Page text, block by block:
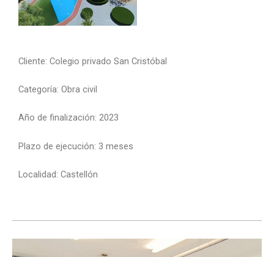
Cliente: Colegio privado San Cristóbal
Categoría: Obra civil
Año de finalización: 2023
Plazo de ejecución: 3 meses
Localidad: Castellón